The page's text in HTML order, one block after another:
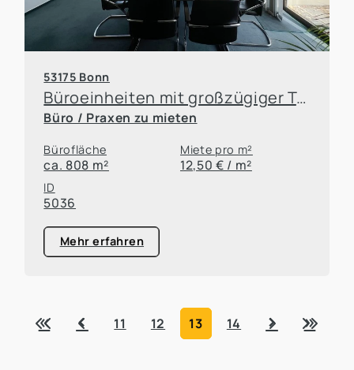
53175 Bonn
Büroeinheiten mit großzügiger Terrasse unmittelbar an der B9!
Büro / Praxen zu mieten
Bürofläche
ca. 808 m²
Miete pro m²
12,50 € / m²
ID
5036
Mehr erfahren
« ‹ 11 12 13 14 › »